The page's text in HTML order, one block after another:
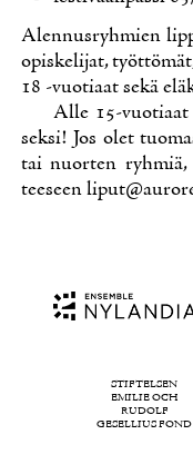
Alen­nus­ryh­mien
opis­ke­li­jat,
18 -vuo­ti­aat se­kä
Al­le 15-
sek­si! Jos olet
tai nuor­ten
tee­seen
STIFTELSEN
EMILIE OCH
RUDOLF
GESELLIUS FOND